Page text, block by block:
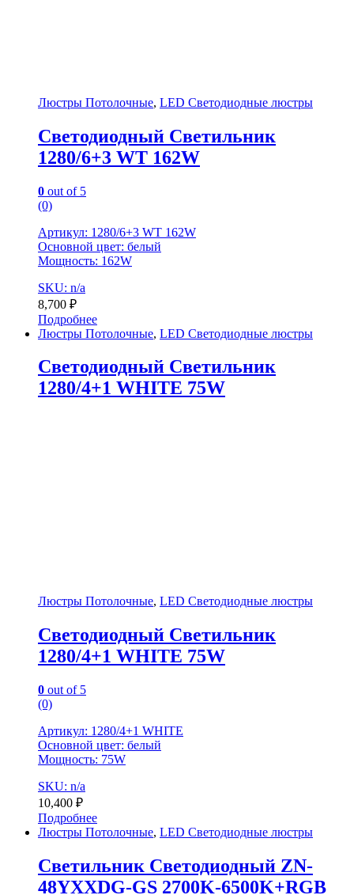
Люстры Потолочные, LED Светодиодные люстры
Светодиодный Светильник
1280/6+3 WT 162W
0 out of 5
(0)
Артикул: 1280/6+3 WT 162W
Основной цвет: белый
Мощность: 162W
SKU: n/a
8,700 ₽
Подробнее
Люстры Потолочные, LED Светодиодные люстры
Светодиодный Светильник
1280/4+1 WHITE 75W
Люстры Потолочные, LED Светодиодные люстры
Светодиодный Светильник
1280/4+1 WHITE 75W
0 out of 5
(0)
Артикул: 1280/4+1 WHITE
Основной цвет: белый
Мощность: 75W
SKU: n/a
10,400 ₽
Подробнее
Люстры Потолочные, LED Светодиодные люстры
Светильник Светодиодный ZN-
48YXXDG-GS 2700K-6500K+RGB